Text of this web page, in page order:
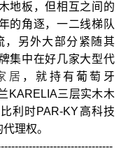
地板，但相互之间的
的角逐，一二线梯队
，另外大部分紧随其
集中在好几家大型代
居 ，就持有葡萄牙
KARELIA三层实木木
利时PAR-KY高科技
理权。